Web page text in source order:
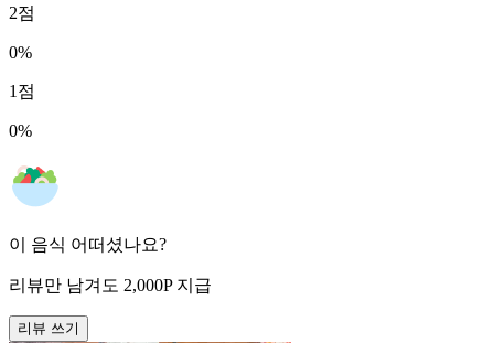
2점
0%
1 점
0%
이 음식 어떠셨나요?
리뷰만 남겨도 2,000P 지급
리뷰 쓰기